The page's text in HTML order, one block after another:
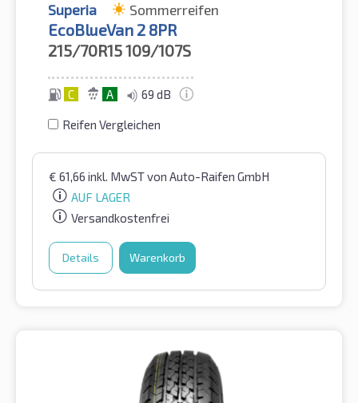
Superia Sommerreifen
EcoBlueVan 2 8PR
215/70R15109/107S
C A 69 dB
Reifen Vergleichen
€ 61,66 inkl. MwSTvon Auto-Raifen GmbH
AUF LAGER
Versandkostenfrei
Details Warenkorb